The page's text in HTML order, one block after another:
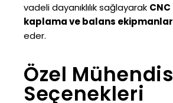
vadeli dayanıklılık sağlayarak
kaplama ve balans
eder.
Özel
Seçenekleri